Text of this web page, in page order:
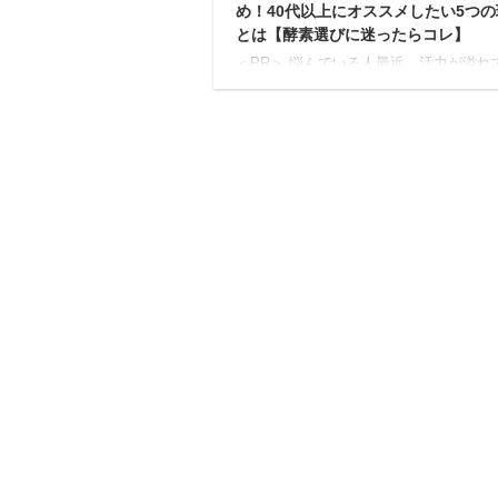
め！40代以上にオススメしたい5つ
とは【酵素選びに迷ったらコレ】
＜PR＞ 悩んでいる人最近、活力が溢れ